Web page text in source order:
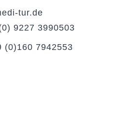
tur.de
9227 3990503
(0)160 7942553